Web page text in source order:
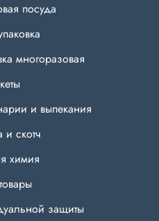
посуда
многоразовая
и выпекания
и скотч
химия
защиты